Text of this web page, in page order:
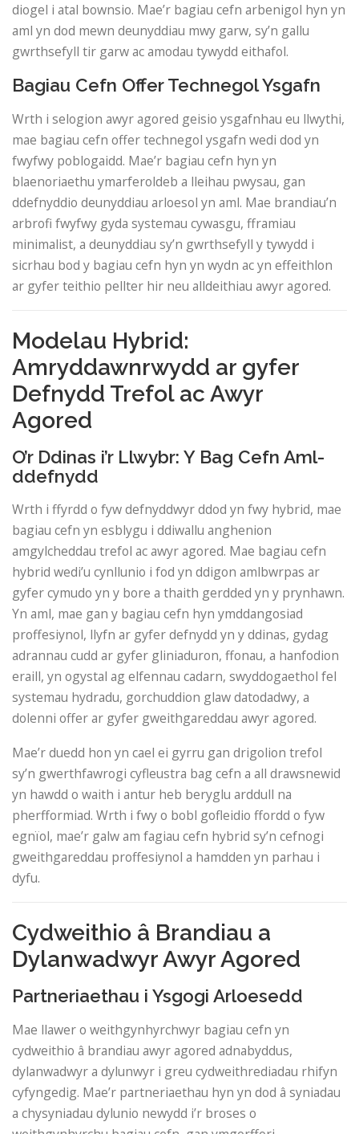
diogel i atal bownsio. Mae’r bagiau cefn arbenigol hyn yn
aml yn dod mewn deunyddiau mwy garw, sy’n gallu
gwrthsefyll tir garw ac amodau tywydd eithafol.
Bagiau Cefn Offer Technegol Ysgafn
Wrth i selogion awyr agored geisio ysgafnhau eu llwythi,
mae bagiau cefn offer technegol ysgafn wedi dod yn
fwyfwy poblogaidd. Mae’r bagiau cefn hyn yn
blaenoriaethu ymarferoldeb a lleihau pwysau, gan
ddefnyddio deunyddiau arloesol yn aml. Mae brandiau’n
arbrofi fwyfwy gyda systemau cywasgu, fframiau
minimalist, a deunyddiau sy’n gwrthsefyll y tywydd i
sicrhau bod y bagiau cefn hyn yn wydn ac yn effeithlon
ar gyfer teithio pellter hir neu alldeithiau awyr agored.
Modelau Hybrid:
Amryddawnrwydd ar gyfer
Defnydd Trefol ac Awyr
Agored
O’r Ddinas i’r Llwybr: Y Bag Cefn Aml-
ddefnydd
Wrth i ffyrdd o fyw defnyddwyr ddod yn fwy hybrid, mae
bagiau cefn yn esblygu i ddiwallu anghenion
amgylcheddau trefol ac awyr agored. Mae bagiau cefn
hybrid wedi’u cynllunio i fod yn ddigon amlbwrpas ar
gyfer cymudo yn y bore a thaith gerdded yn y prynhawn.
Yn aml, mae gan y bagiau cefn hyn ymddangosiad
proffesiynol, llyfn ar gyfer defnydd yn y ddinas, gydag
adrannau cudd ar gyfer gliniaduron, ffonau, a hanfodion
eraill, yn ogystal ag elfennau cadarn, swyddogaethol fel
systemau hydradu, gorchuddion glaw datodadwy, a
dolenni offer ar gyfer gweithgareddau awyr agored.
Mae’r duedd hon yn cael ei gyrru gan drigolion trefol
sy’n gwerthfawrogi cyfleustra bag cefn a all drawsnewid
yn hawdd o waith i antur heb beryglu arddull na
pherfformiad. Wrth i fwy o bobl gofleidio ffordd o fyw
egnïol, mae’r galw am fagiau cefn hybrid sy’n cefnogi
gweithgareddau proffesiynol a hamdden yn parhau i
dyfu.
Cydweithio â Brandiau a
Dylanwadwyr Awyr Agored
Partneriaethau i Ysgogi Arloesedd
Mae llawer o weithgynhyrchwyr bagiau cefn yn
cydweithio â brandiau awyr agored adnabyddus,
dylanwadwyr a dylunwyr i greu cydweithrediadau rhifyn
cyfyngedig. Mae’r partneriaethau hyn yn dod â syniadau
a chysyniadau dylunio newydd i’r broses o